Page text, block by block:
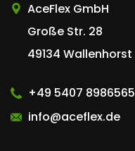
AceFlex GmbH
Große Str. 28
49134 Wallenhorst
+49 5407 8986565
info@aceflex.de